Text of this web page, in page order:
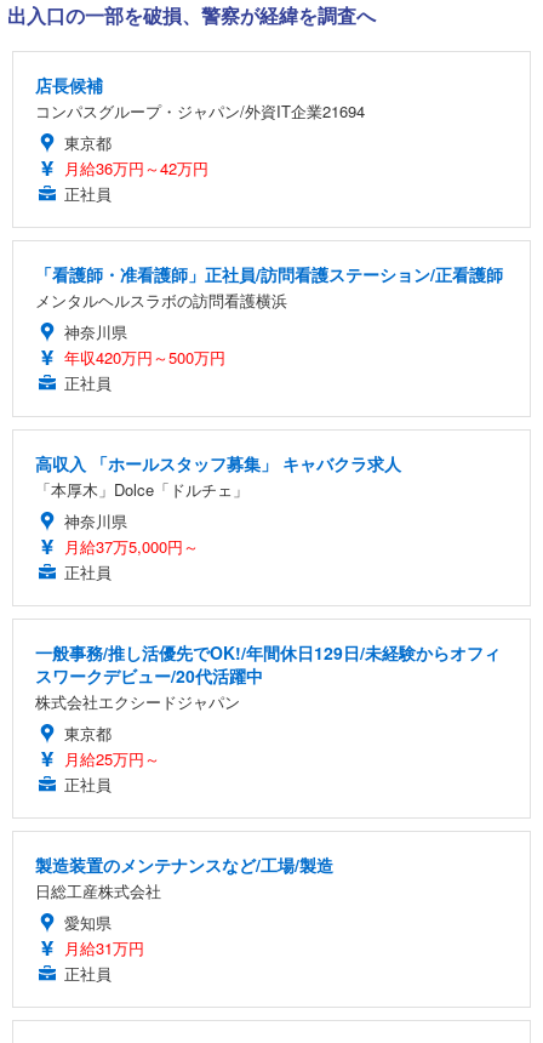
出入口の一部を破損、警察が経緯を調査へ
店長候補
コンパスグループ・ジャパン/外資IT企業21694
東京都
月給36万円～42万円
正社員
「看護師・准看護師」正社員/訪問看護ステーション/正看護師
メンタルヘルスラボの訪問看護横浜
神奈川県
年収420万円～500万円
正社員
高収入 「ホールスタッフ募集」 キャバクラ求人
「本厚木」Dolce「ドルチェ」
神奈川県
月給37万5,000円～
正社員
一般事務/推し活優先でOK!/年間休日129日/未経験からオフィ
スワークデビュー/20代活躍中
株式会社エクシードジャパン
東京都
月給25万円～
正社員
製造装置のメンテナンスなど/工場/製造
日総工産株式会社
愛知県
月給31万円
正社員